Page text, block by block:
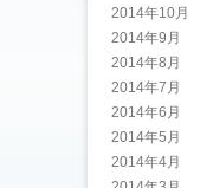
2014年10月
2014年9月
2014年8月
2014年7月
2014年6月
2014年5月
2014年4月